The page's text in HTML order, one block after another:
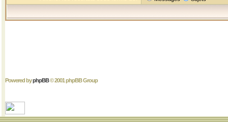
Powered byphpBB© 2001 phpBB Group